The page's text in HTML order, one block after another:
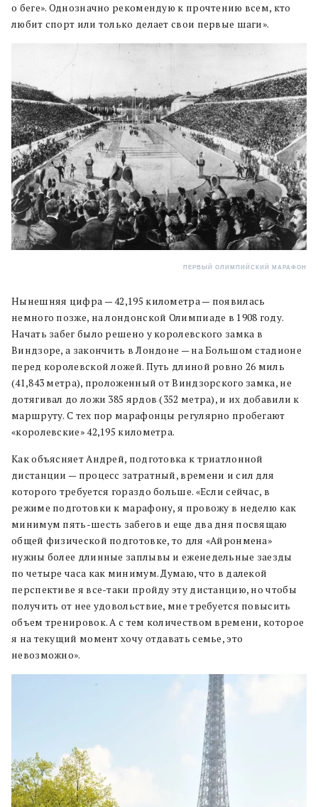
о беге». Однозначно рекомендую к прочтению всем, кто
любит спорт или только делает свои первые шаги».
ПЕРВЫЙ ОЛИМПИЙСКИЙ МАРАФОН
Нынешняя цифра — 42,195 километра — появилась
немного позже, на лондонской Олимпиаде в 1908 году.
Начать забег было решено у королевского замка в
Виндзоре, а закончить в Лондоне — на Большом стадионе
перед королевской ложей. Путь длиной ровно 26 миль
(41,843 метра), проложенный от Виндзорского замка, не
дотягивал до ложи 385 ярдов (352 метра), и их добавили к
маршруту. С тех пор марафонцы регулярно пробегают
«королевские» 42,195 километра.
Как объясняет Андрей, подготовка к триатлонной
дистанции — процесс затратный, времени и сил для
которого требуется гораздо больше. «Если сейчас, в
режиме подготовки к марафону, я провожу в неделю как
минимум пять-шесть забегов и еще два дня посвящаю
общей физической подготовке, то для «Айронмена»
нужны более длинные заплывы и еженедельные заезды
по четыре часа как минимум. Думаю, что в далекой
перспективе я все-таки пройду эту дистанцию, но чтобы
получить от нее удовольствие, мне требуется повысить
объем тренировок. А с тем количеством времени, которое
я на текущий момент хочу отдавать семье, это
невозможно».